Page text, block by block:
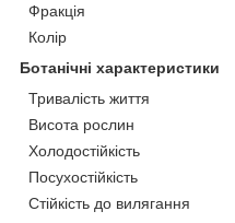
Фракція
Колір
Ботанічні характеристики
Тривалість життя
Висота рослин
Холодостійкість
Посухостійкість
Стійкість до вилягання